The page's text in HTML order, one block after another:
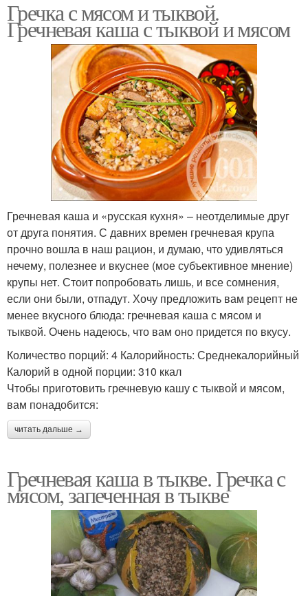
Гречка с мясом и тыквой.
Гречневая каша с тыквой и мясом
Гречневая каша и «русская кухня» – неотделимые друг
от друга понятия. С давних времен гречневая крупа
прочно вошла в наш рацион, и думаю, что удивляться
нечему, полезнее и вкуснее (мое субъективное мнение)
крупы нет. Стоит попробовать лишь, и все сомнения,
если они были, отпадут. Хочу предложить вам рецепт не
менее вкусного блюда: гречневая каша с мясом и
тыквой. Очень надеюсь, что вам оно придется по вкусу.
Количество порций: 4 Калорийность: Среднекалорийный
Калорий в одной порции: 310 ккал
Чтобы приготовить гречневую кашу с тыквой и мясом,
вам понадобится:
читать дальше →
Гречневая каша в тыкве. Гречка с
мясом, запеченная в тыкве